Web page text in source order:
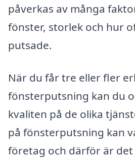
påverkas av många
fönster, storlek och hur
putsade.
När du får tre eller fler
fönsterputsning kan du
kvaliten på de olika
på fönsterputsning kan
företag och därför är